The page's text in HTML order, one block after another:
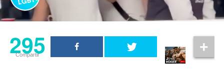
295
Compartir